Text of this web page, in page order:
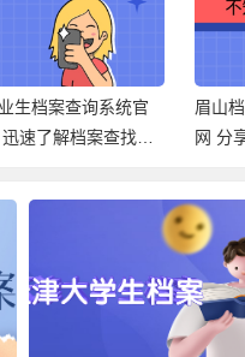
生档案查询系统官
速了解档案查找经
眉山
网 分